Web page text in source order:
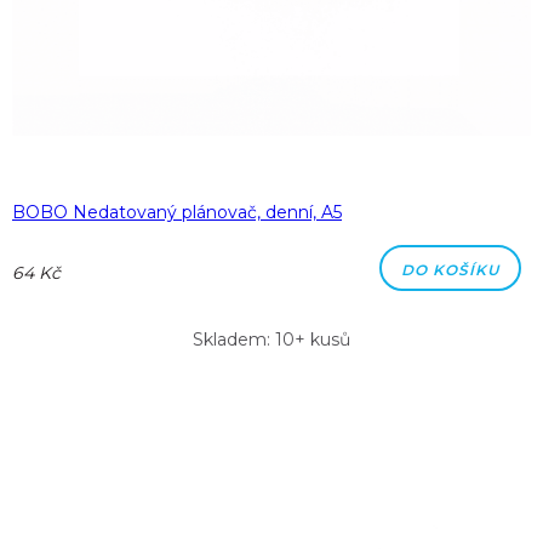
BOBO Nedatovaný plánovač, denní, A5
64 Kč DO KOŠÍKU
Skladem: 10+ kusů